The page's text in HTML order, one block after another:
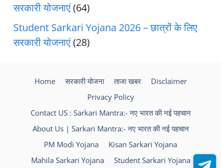
सरकारी योजनाएं(64)
Student Sarkari Yojana 2026 – छात्रों के लिए
सरकारी योजनाएं(28)
Home सरकारी योजना ताजा खबर
Disclaimer
Privacy Policy
Contact US : Sarkari Mantra:- नए भारत की नई पहचान
About Us | Sarkari Mantra:- नए भारत की नई पहचान
PM Modi Yojana
Kisan Sarkari Yojana
Mahila Sarkari Yojana
Student Sarkari Yojana